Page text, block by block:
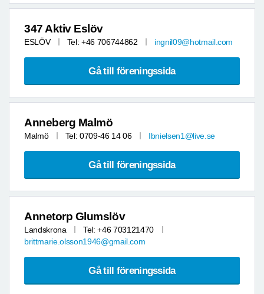
347 Aktiv Eslöv
ESLÖV Tel: +46 706744862 ingnil09@hotmail.com
Gå till föreningssida
Anneberg Malmö
Malmö Tel: 0709-46 14 06 Ibnielsen1@live.se
Gå till föreningssida
Annetorp Glumslöv
Landskrona
Tel: +46 703121470
brittmarie.olsson1946@gmail.com
Gå till föreningssida